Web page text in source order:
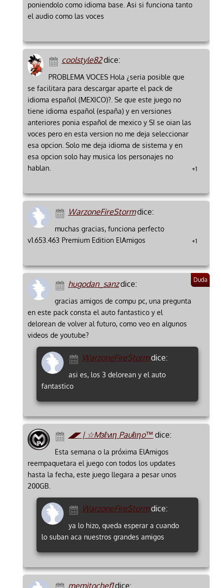
poniendolo como idioma base. Asi si funciona tanto
el audio como las voces
coolstyle82dice:
PROBLEMA VOCES Hola ¿seria posible que
se facilitara para descargar aparte el pack de
idioma español (MEXICO)?. Se que este juego no
tiene idioma español (españa) y en versiones
anteriores ponia español de mexico y SI se oian las
voces pero en esta version no me deja seleccionar
esa opcion. Solo me deja idioma de sistema y en
esa opcion solo hay musica los personajes no
hablan.
+1
WarzoneFireStormdice:
muchas gracias, funciona perfecto
v1.653.463 Premium Edition ElAmigos
+1
hugodan_sanzdice:
gracias amigos de compu pc, una pregunta
en este pack consta el auto fantastico y el
delorean de volver al futuro, como veo en algunos
videos de youtube?
WarzoneFireStormdice:
asi es, los 3 delorean y el auto
fantastico
◢◤ | ☆Mзℓvιη Pauℓιηo™ dice:
Esta semana o la próxima ElAmigos
reempaquetara el juego con todos los updates
hasta la fecha, este juego llegara a pesar unos
200GB.
WarzoneFireStormdice:
ya lo hizo, queda esperar a cuando
lo suban aca nuestros grandes amigos
memitochef1dice: